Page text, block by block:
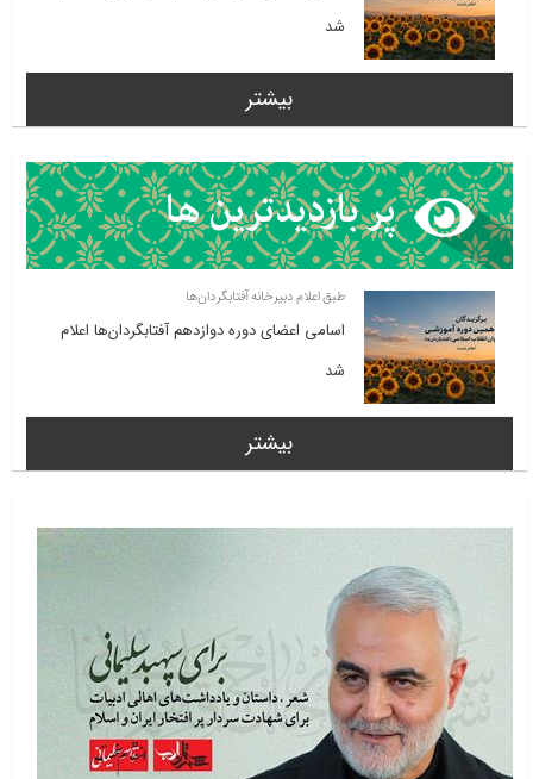
شد
بیشتر
طبق اعلام دبیرخانه آفتابگردان‌ها
اسامی اعضای دوره دوازدهم آفتابگردان‌ها اعلام
شد
بیشتر